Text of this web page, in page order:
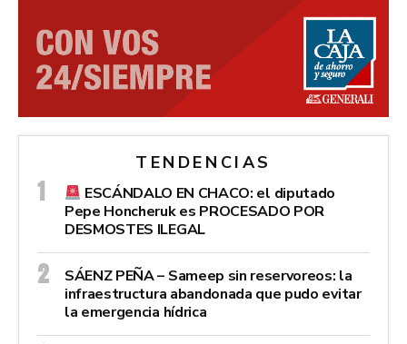
TENDENCIAS
ESCÁNDALO EN CHACO: el diputado
Pepe Honcheruk es PROCESADO POR
DESMOSTES ILEGAL
SÁENZ PEÑA – Sameep sin reservoreos: la
infraestructura abandonada que pudo evitar
la emergencia hídrica